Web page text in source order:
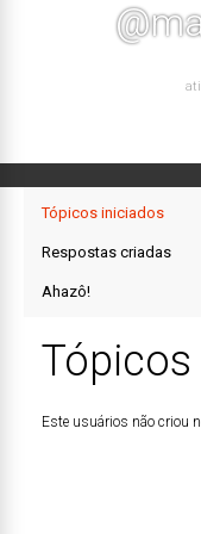
Tópicos iniciados
Respostas criadas
Ahazô!
Este usuários não criou